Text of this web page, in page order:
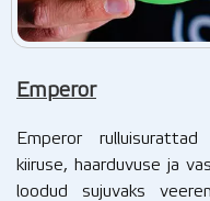
Emperor
Emperor
kiiruse, haarduvuse ja
loodud sujuvaks